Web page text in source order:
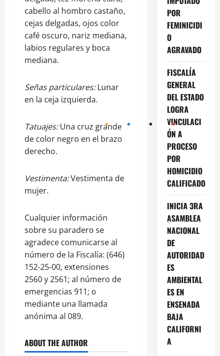
cabello al hombro castaño,
cejas delgadas, ojos color
café oscuro, nariz mediana,
labios regulares y boca
mediana.
Señas particulares:Lunar
en la ceja izquierda.
Tatuajes:Una cruz grande
de color negro en el brazo
derecho.
Vestimenta:Vestimenta de
mujer.
Cualquier información
sobre su paradero se
agradece comunicarse al
número de la Fiscalía: (646)
152-25-00, extensiones
2560 y 2561; al número de
emergencias 911; o
mediante una llamada
anónima al 089.
ABOUT THE AUTHOR
POR
FEMINICIDI
O
AGRAVADO
FISCALÍA
GENERAL
DEL ESTADO
LOGRA
VINCULACI
ÓN A
PROCESO
POR
HOMICIDIO
CALIFICADO
INICIA 3RA
ASAMBLEA
NACIONAL
DE
AUTORIDAD
ES
AMBIENTAL
ES EN
ENSENADA
BAJA
CALIFORNI
A